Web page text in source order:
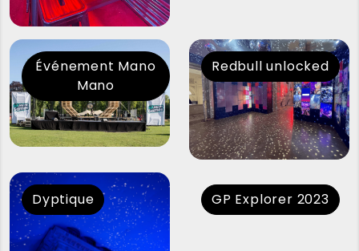
Événement Mano
Mano
Redbull unlocked
Dyptique GP Explorer 2023